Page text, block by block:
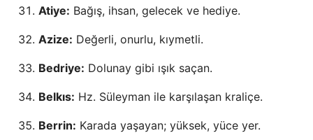
Atiye: Bağış, ihsan, gelecek ve hediye.
Azize: Değerli, onurlu, kıymetli.
Bedriye: Dolunay gibi ışık saçan.
Belkıs: Hz. Süleyman ile karşılaşan kraliçe.
Berrin: Karada yaşayan; yüksek, yüce yer.